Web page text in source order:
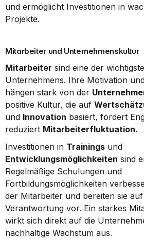
und ermöglicht Investitionen in
Projekte.
Mitarbeiter und Unternehmenskultur
Mitarbeiter sind eine der
Unternehmens. Ihre Motivation
hängen stark von der
positive Kultur, die auf
und Innovation basiert, fördert
reduziert Mitarbeiterfluktuation.
Investitionen in Trainings
Entwicklungsmöglichkeiten sind
Regelmäßige Schulungen und
Fortbildungsmöglichkeiten
der Mitarbeiter und bereiten sie
Verantwortung vor. Ein starkes
wirkt sich direkt auf die
nachhaltige Wachstum aus.